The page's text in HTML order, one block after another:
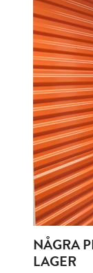
NÅGRA
LAGER